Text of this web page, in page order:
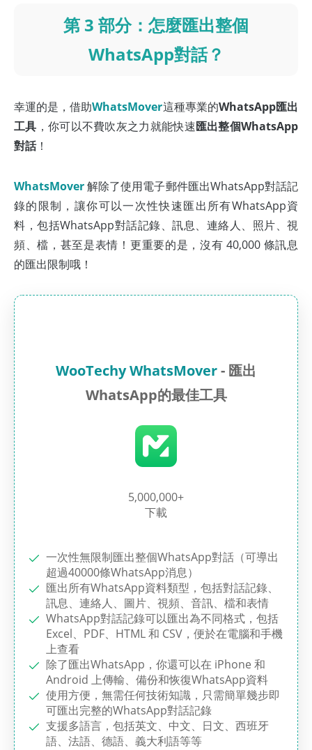
第 3 部分：怎麼匯出整個
WhatsApp對話？
幸運的是，借助WhatsMover這種專業的WhatsApp匯出
工具 ，你可以不費吹灰之力就能快速匯出整個WhatsApp
對話！
WhatsMover解除了使用電子郵件匯出WhatsApp對話記
錄的限制，讓你可以一次性快速匯出所有WhatsApp資
料，包括WhatsApp對話記錄、訊息、連絡人、照片、視
頻、檔，甚至是表情！更重要的是，沒有 40,000 條訊息
的匯出限制哦！
WooTechy WhatsMover- 匯出
WhatsApp的最佳工具
5,000,000+
下載
一次性無限制匯出整個WhatsApp對話（可導出
超過40000條WhatsApp消息）
匯出所有WhatsApp資料類型，包括對話記錄、
訊息、連絡人、圖片、視頻、音訊、檔和表情
WhatsApp對話記錄可以匯出為不同格式，包括
Excel、PDF、HTML 和 CSV，便於在電腦和手機
上查看
除了匯出WhatsApp，你還可以在 iPhone 和
Android 上傳輸、備份和恢復WhatsApp資料
使用方便，無需任何技術知識，只需簡單幾步即
可匯出完整的WhatsApp對話記錄
支援多語言，包括英文、中文、日文、西班牙
語、法語、德語、義大利語等等